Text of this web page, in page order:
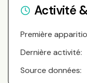
Activité
Première
Dernière activité:
Source données: